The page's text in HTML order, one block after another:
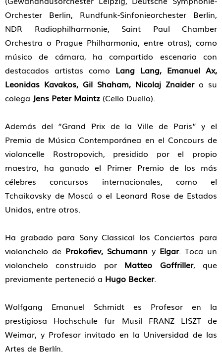
Orchester Berlin, Rundfunk-Sinfonieorchester Berlin,
NDR Radiophilharmonie, Saint Paul Chamber
Orchestra o Prague Philharmonia, entre otras); como
músico de cámara, ha compartido escenario con
destacados artistas como Lang Lang, Emanuel Ax,
Leonidas Kavakos, Gil Shaham, Nicolaj Znaidero su
colega Jens Peter Maintz (Cello Duello).
Además del “Grand Prix de la Ville de Paris” y el
Premio de Música Contemporánea en el Concours de
violoncelle Rostropovich, presidido por el propio
maestro, ha ganado el Primer Premio de los más
célebres concursos internacionales, como el
Tchaikovsky de Moscú o el Leonard Rose de Estados
Unidos, entre otros.
Ha grabado para Sony Classical los Conciertos para
violonchelo de Prokofiev, Schumann y Elgar. Toca un
violonchelo construido por Matteo Goffriller, que
previamente perteneció a Hugo Becker.
Wolfgang Emanuel Schmidt es Profesor en la
prestigiosa Hochschule für Musil FRANZ LISZT de
Weimar, y Profesor invitado en la Universidad de las
Artes de Berlín.